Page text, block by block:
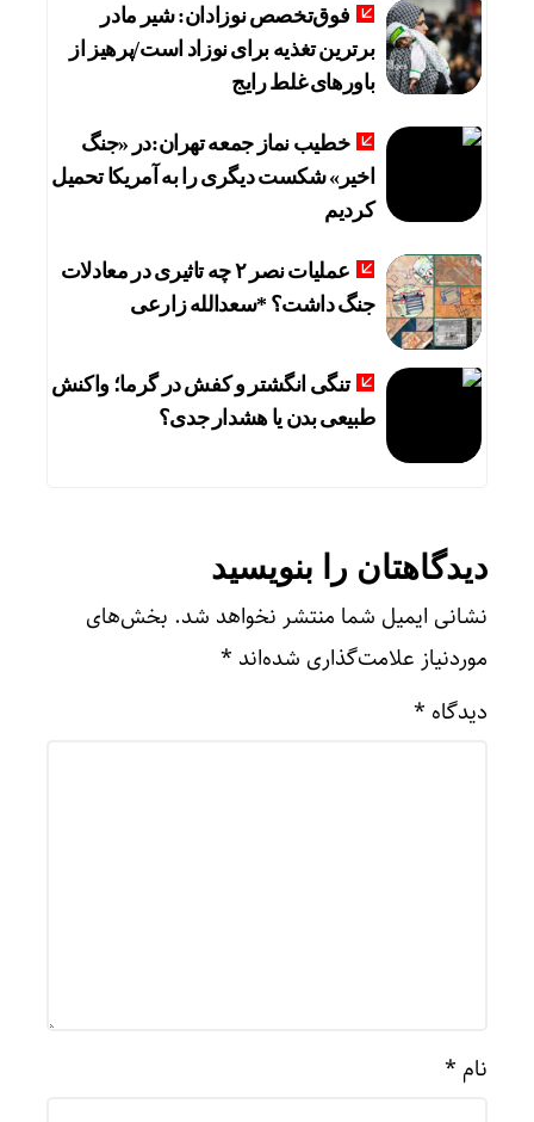
فوق‌تخصص نوزادان: شیر مادر
برترین تغذیه برای نوزاد است/پرهیز از
باورهای غلط رایج
خطیب نماز جمعه تهران:در «جنگ
اخیر» شکست دیگری را به آمریکا تحمیل
کردیم
عملیات نصر ۲ چه تاثیری در معادلات
جنگ داشت؟ *سعدالله زارعی
تنگی انگشتر و کفش در گرما؛ واکنش
طبیعی بدن یا هشدار جدی؟
دیدگاهتان را بنویسید
نشانی ایمیل شما منتشر نخواهد شد. بخش‌های
موردنیاز علامت‌گذاری شده‌اند *
دیدگاه *
نام *